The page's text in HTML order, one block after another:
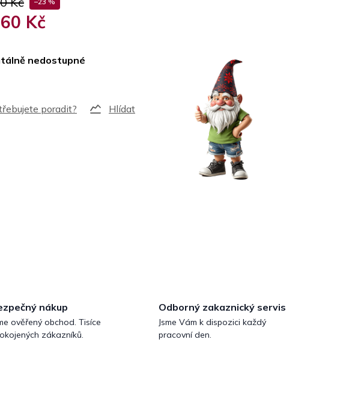
Kč
nedostupné
Hlídat
nákup
ověřený obchod. Tisíce
zákazníků.
Odborný zakaznický servis
Jsme Vám k dispozici každý
pracovní den.